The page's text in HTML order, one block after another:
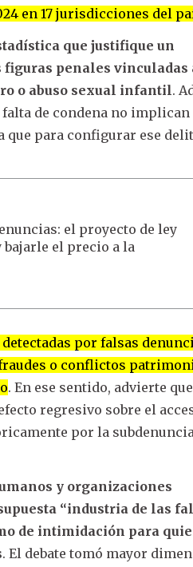
en 17 jurisdicciones del
que justifique un
figuras penales vinculadas
o abuso sexual infantil.
de condena no implican
que para configurar ese
el proyecto de ley
el precio a la
por falsas
o conflictos
. En ese sentido, advierte que
regresivo sobre el
por la
y organizaciones
“industria de las
de intimidación para
. El debate tomó mayor